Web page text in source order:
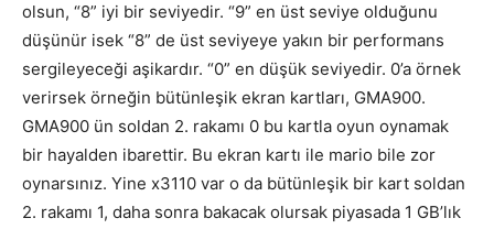
olsun, “8” iyi bir seviyedir. “9” en üst seviye olduğunu
düşünür isek “8” de üst seviyeye yakın bir performans
sergileyeceği aşikardır. “0” en düşük seviyedir. 0’a örnek
verirsek örneğin bütünleşik ekran kartları, GMA900.
GMA900 ün soldan 2. rakamı 0 bu kartla oyun oynamak
bir hayalden ibarettir. Bu ekran kartı ile mario bile zor
oynarsınız. Yine x3110 var o da bütünleşik bir kart soldan
2. rakamı 1, daha sonra bakacak olursak piyasada 1 GB’lık